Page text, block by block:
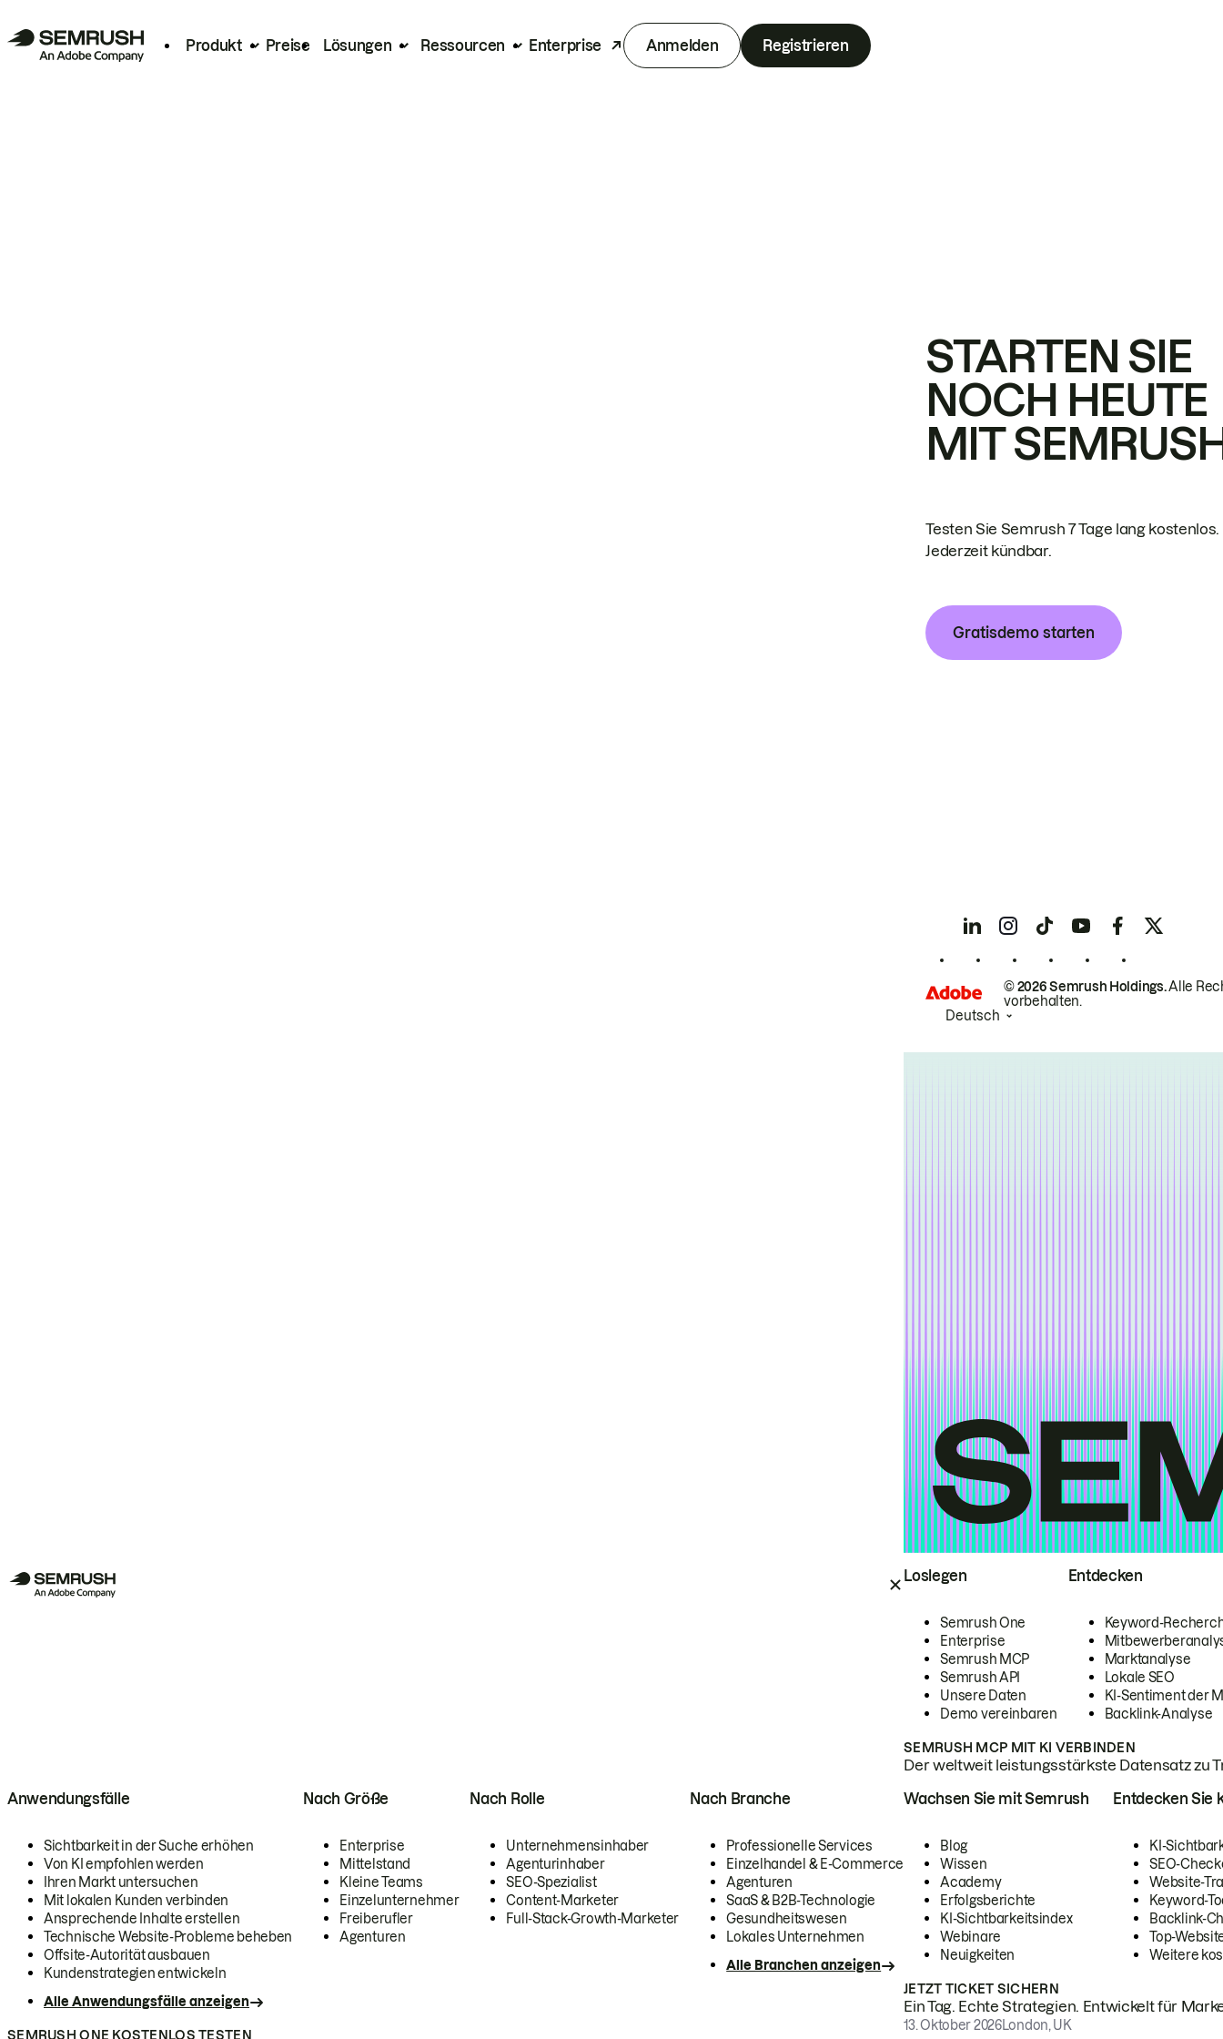
Produkt Preise Lösungen Ressourcen Enterprise Anmelden Registrieren
Loslegen
Semrush One
Enterprise
Semrush MCP
Semrush API
Unsere Daten
Demo vereinbaren
Entdecken
Keyword-
Marktanalyse
Lokale SEO
KI-Sentiment der
Backlink-Analyse
SEMRUSH MCP MIT KI VERBINDEN
Der weltweit leistungsstärkste Datensatz zu
Anwendungsfälle
Sichtbarkeit in der Suche erhöhen
Von KI empfohlen werden
Ihren Markt untersuchen
Mit lokalen Kunden verbinden
Ansprechende Inhalte erstellen
Technische Website-Probleme beheben
Offsite-Autorität ausbauen
Kundenstrategien entwickeln
Alle Anwendungsfälle anzeigen
Nach Größe
Enterprise
Mittelstand
Kleine Teams
Einzelunternehmer
Freiberufler
Agenturen
Nach Rolle
Unternehmensinhaber
Agenturinhaber
SEO-Spezialist
Content-Marketer
Full-Stack-Growth-Marketer
Nach Branche
Professionelle Services
Einzelhandel & E-Commerce
Agenturen
SaaS & B2B-Technologie
Gesundheitswesen
Lokales Unternehmen
Alle Branchen anzeigen
SEMRUSH ONE KOSTENLOS TESTEN
Wachsen Sie mit Semrush
Blog
Wissen
Academy
Erfolgsberichte
KI-Sichtbarkeitsindex
Webinare
Neuigkeiten
Entdecken Sie
KI-
SEO-
Website-
Keyword-
Backlink-
Top-
Weitere
JETZT TICKET SICHERN
Ein Tag. Echte Strategien. Entwickelt für
13. Oktober 2026London, UK
STARTEN SIE
NOCH HEUTE
MIT
Testen Sie Semrush 7 Tage lang kostenlos.
Jederzeit kündbar.
Gratisdemo starten
© 2026 Semrush Holdings.Alle
vorbehalten.
Deutsch